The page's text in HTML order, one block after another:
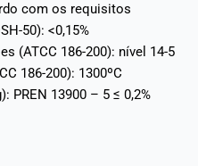
com os requisitos
50): <0,15%
(ATCC 186-200): nível 14-5
186-200): 1300ºC
PREN 13900 – 5 ≤ 0,2%